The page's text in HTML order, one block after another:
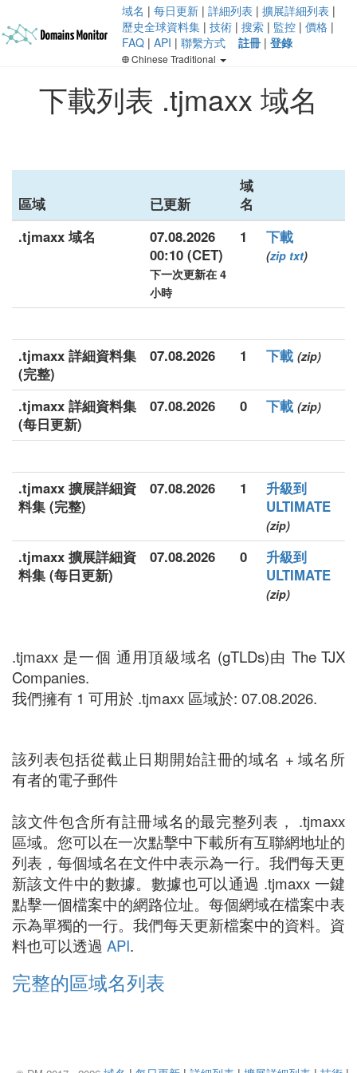
域名 | 每日更新 | 詳細列表 | 擴展詳細列表 |
歷史全球資料集 | 技術 | 搜索 | 監控 | 價格 |
FAQ | API | 聯繫方式 註冊 | 登錄
Chinese Traditional
下載列表 .tjmaxx 域名
區域 已更新
域
名
.tjmaxx 域名
07.08.2026
00:10 (CET)
下一次更新在 4
小時
1 下載
(zip txt)
.tjmaxx 詳細資料集
(完整)
07.08.2026 1 下載 (zip)
.tjmaxx 詳細資料集
(每日更新)
07.08.2026 0 下載 (zip)
.tjmaxx 擴展詳細資
料集 (完整)
07.08.2026 1
升級到
ULTIMATE
(zip)
.tjmaxx 擴展詳細資
料集 (每日更新)
07.08.2026 0
升級到
ULTIMATE
(zip)
.tjmaxx 是一個 通用頂級域名 (gTLDs)由 The TJX
Companies.
我們擁有 1 可用於 .tjmaxx 區域於: 07.08.2026.
該列表包括從截止日期開始註冊的域名 + 域名所
有者的電子郵件
該文件包含所有註冊域名的最完整列表， .tjmaxx
區域。您可以在一次點擊中下載所有互聯網地址的
列表，每個域名在文件中表示為一行。我們每天更
新該文件中的數據。數據也可以通過 .tjmaxx 一鍵
點擊一個檔案中的網路位址。每個網域在檔案中表
示為單獨的一行。我們每天更新檔案中的資料。資
料也可以透過 API.
完整的區域名列表